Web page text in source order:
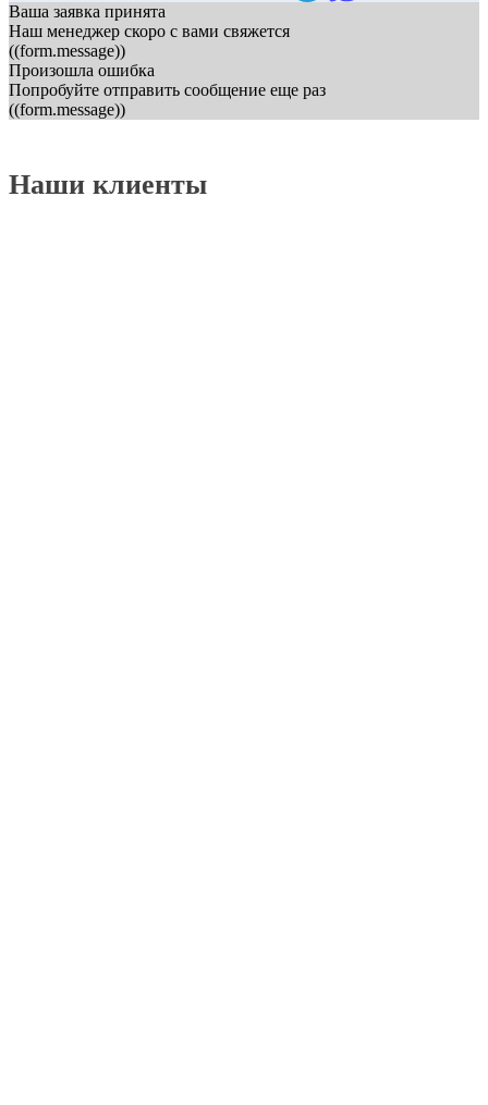
Ваша заявка принята
Наш менеджер скоро с вами свяжется
((form.message))
Произошла ошибка
Попробуйте отправить сообщение еще раз
((form.message))
Наши клиенты